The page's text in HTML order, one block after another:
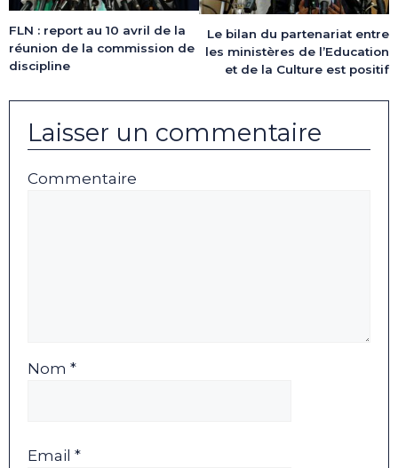
FLN : report au 10 avril de la
réunion de la commission de
discipline
Le bilan du partenariat entre
les ministères de l’Education
et de la Culture est positif
Laisser un commentaire
Commentaire
Nom *
Email *